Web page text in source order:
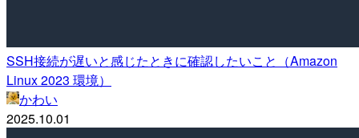
SSH接続が遅いと感じたときに確認したいこと（Amazon
Linux 2023 環境）
かわい
2025.10.01